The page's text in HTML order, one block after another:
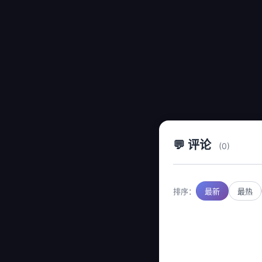
💬 评论 (0)
排序： 最新 最热